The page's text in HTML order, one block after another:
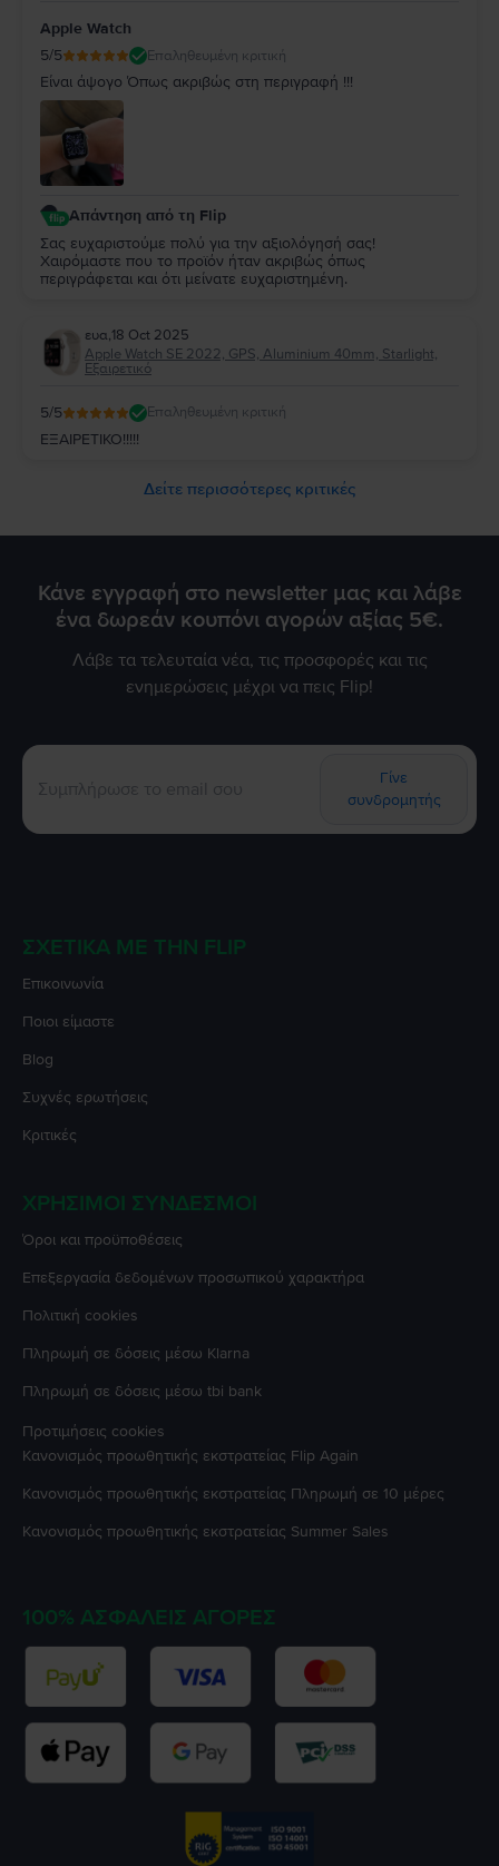
Apple Watch
5/5 Επαληθευμένη κριτική
Είναι άψογο Όπως ακριβώς στη περιγραφή !!!
Απάντηση από τη Flip
Σας ευχαριστούμε πολύ για την αξιολόγησή σας!
Χαιρόμαστε που το προϊόν ήταν ακριβώς όπως
περιγράφεται και ότι μείνατε ευχαριστημένη.
ευα,18 Oct 2025
Apple Watch SE 2022, GPS, Aluminium 40mm, Starlight,
Εξαιρετικό
5/5 Επαληθευμένη κριτική
ΕΞΑΙΡΕΤΙΚΟ!!!!!
Δείτε περισσότερες κριτικές
Κάνε εγγραφή στο newsletter μας και λάβε
ένα δωρεάν κουπόνι αγορών αξίας 5€.
Λάβε τα τελευταία νέα, τις προσφορές και τις
ενημερώσεις μέχρι να πεις Flip!
Γίνε
συνδρομητής
ΣΧΕΤΙΚΆ ΜΕ ΤΗΝ FLIP
Επικοινωνία
Ποιοι είμαστε
Blog
Συχνές ερωτήσεις
Κριτικές
ΧΡΉΣΙΜΟΙ ΣΎΝΔΕΣΜΟΙ
Όροι και προϋποθέσεις
Επεξεργασία δεδομένων προσωπικού χαρακτήρα
Πολιτική cookies
Πληρωμή σε δόσεις μέσω Klarna
Πληρωμή σε δόσεις μέσω tbi bank
Προτιμήσεις cookies
Κανονισμός προωθητικής εκστρατείας Flip Again
Κανονισμός προωθητικής εκστρατείας Πληρωμή σε 10 μέρες
Κανονισμός προωθητικής εκστρατείας Summer Sales
100% ΑΣΦΑΛΕΊΣ ΑΓΟΡΈΣ